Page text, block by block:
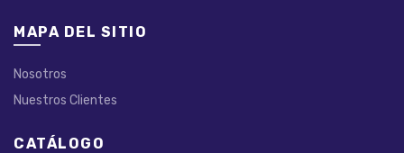
MAPA DEL SITIO
Nosotros
Nuestros Clientes
CATÁLOGO